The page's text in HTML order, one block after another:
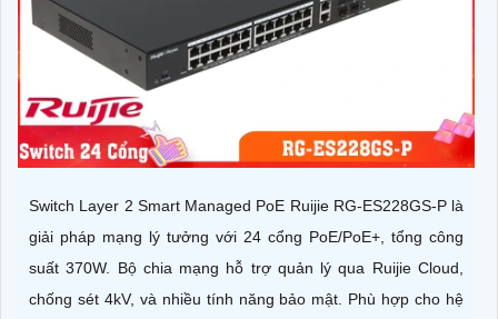
Switch Layer 2 Smart Managed PoE Ruijie RG-ES228GS-P là
giải pháp mạng lý tưởng với 24 cổng PoE/PoE+, tổng công
suất 370W. Bộ chia mạng hỗ trợ quản lý qua Ruijie Cloud,
chống sét 4kV, và nhiều tính năng bảo mật. Phù hợp cho hệ